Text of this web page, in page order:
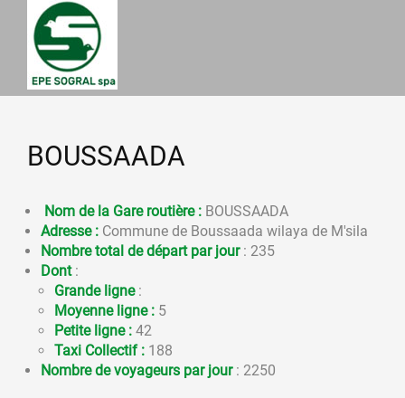
BOUSSAADA
Nom de la Gare routière : BOUSSAADA
Adresse : Commune de Boussaada wilaya de M'sila
Nombre total de départ par jour: 235
Dont :
Grande ligne:
Moyenne ligne : 5
Petite ligne : 42
Taxi Collectif : 188
Nombre de voyageurs par jour : 2250